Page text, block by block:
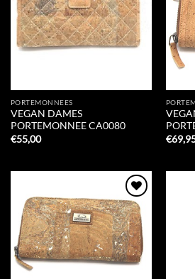
PORTEMONNEES
VEGAN DAMES
PORTEMONNEE CA0080
€55,00
€
Add to
Wishlist